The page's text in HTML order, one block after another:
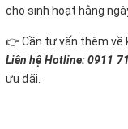
cho sinh hoạt hằng
👉 Cần tư vấn thêm về
Liên hệ Hotline: 0911
ưu đãi.